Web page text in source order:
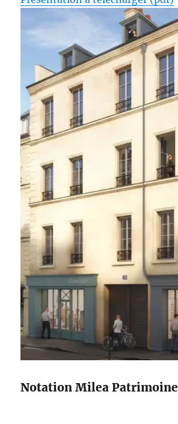
Notation Milea Patrimoine